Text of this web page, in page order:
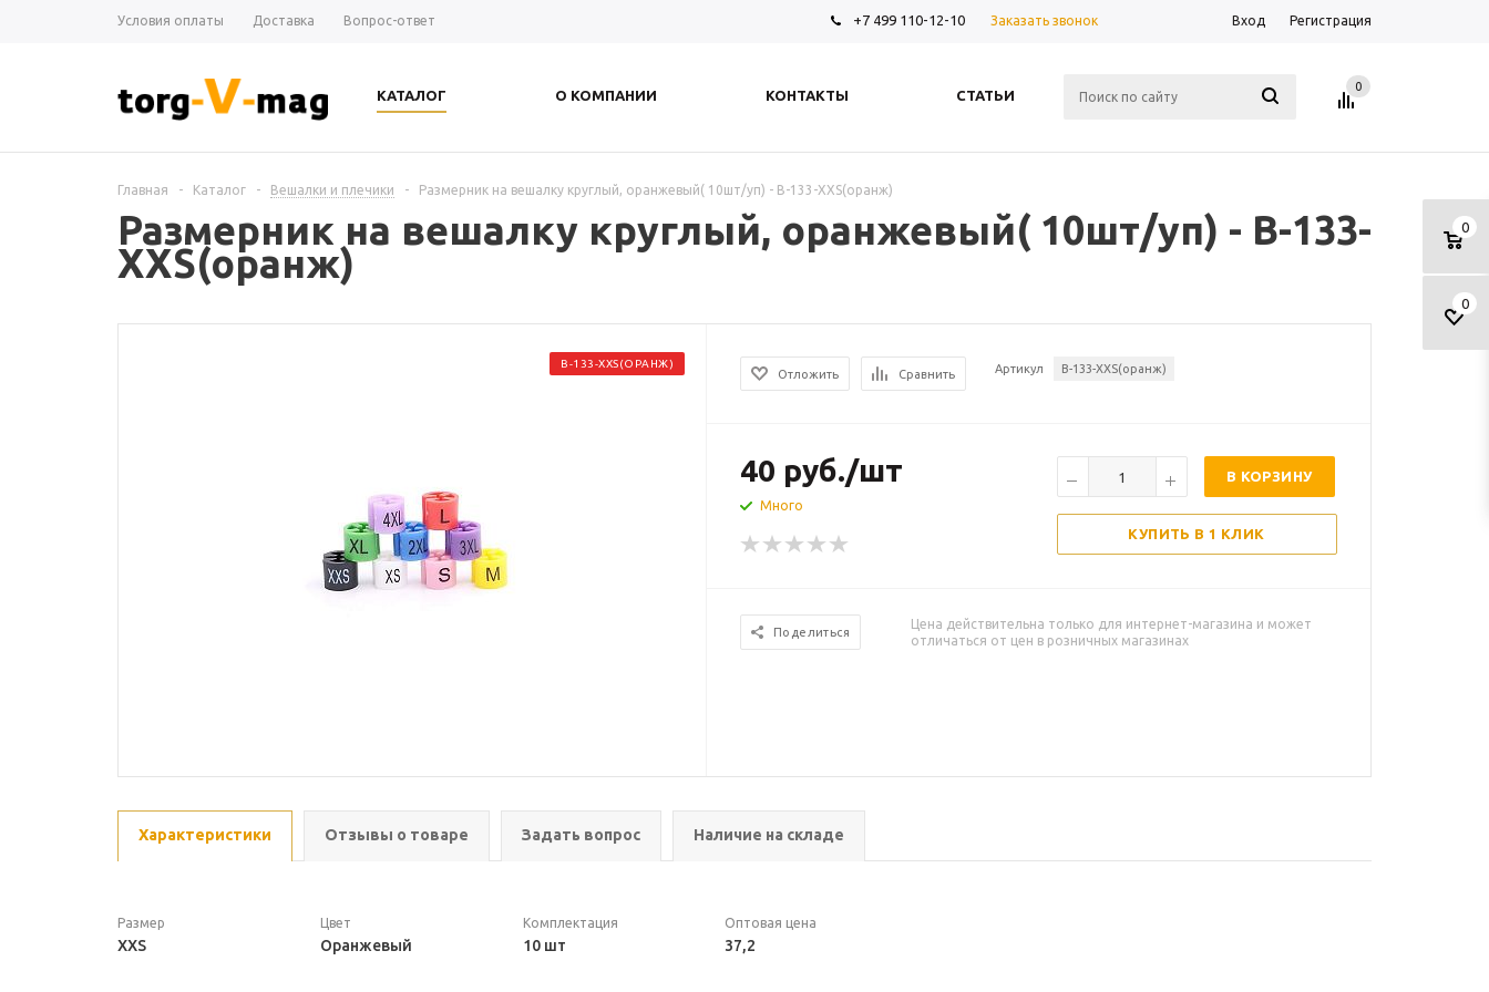
Условия оплаты Доставка Вопрос-ответ +7 499 110-12-10 Заказать звонок Вход Регистрация
КАТАЛОГ О КОМПАНИИ КОНТАКТЫ СТАТЬИ
0
0
0
Главная - Каталог - Вешалки и плечики - Размерник на вешалку круглый, оранжевый( 10шт/уп) - В-133-XXS(оранж)
Размерник на вешалку круглый, оранжевый( 10шт/уп) - В-133-
XXS(оранж)
В-133-XXS(ОРАНЖ)
Отложить Сравнить Артикул В-133-XXS(оранж)
40 руб./шт
Много
В КОРЗИНУ
КУПИТЬ В 1 КЛИК
Поделиться
Цена действительна только для интернет-магазина и может
отличаться от цен в розничных магазинах
Характеристики Отзывы о товаре Задать вопрос Наличие на складе
Размер
XXS
Цвет
Оранжевый
Комплектация
10 шт
Оптовая цена
37,2